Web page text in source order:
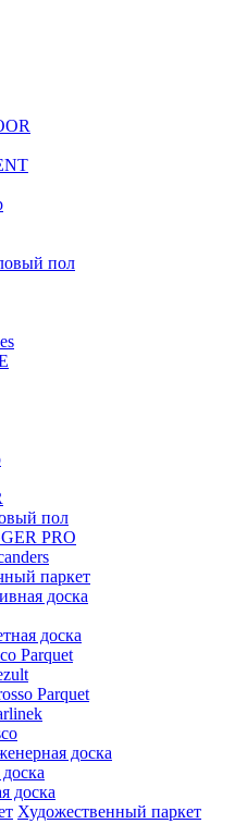
пол
пол
PRO
паркет
доска
доска
Parquet
Parquet
доска
доска
Художественный паркет